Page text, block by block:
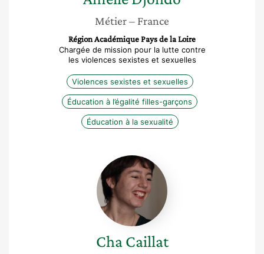
Métier– France
Région Académique Pays de la Loire
Chargée de mission pour la lutte contre
les violences sexistes et sexuelles
Violences sexistes et sexuelles
Éducation à l’égalité filles-garçons
Éducation à la sexualité
Cha
Caillat
Cha Caillat